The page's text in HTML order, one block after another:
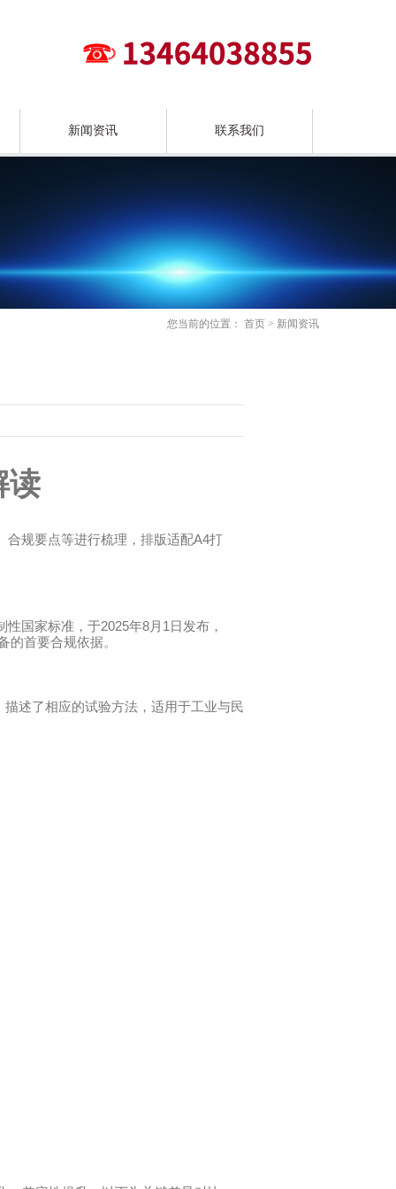
新闻资讯 联系我们
您当前的位置： 首页 > 新闻资讯
读
合规要点等进行梳理，排版适配A4打
性国家标准，于2025年8月 1 日发布，
的首要合规依据。
述了相应的试验方法，适用于工业与民